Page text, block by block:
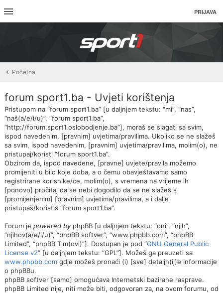
PRIJAVA
Početna
forum sport1.ba - Uvjeti korištenja
Pristupom na “forum sport1.ba” [u daljnjem tekstu: “mi”, “nas”,
“naš(a/e/i/u)”, “forum sport1.ba”,
“http://forum.sport1.oslobodjenje.ba”], moraš se slagati sa svim,
ispod navedenim, [pravnim] uvjetima/pravilima. Ukoliko se ne slažeš
sa svim, ispod navedenim, [pravnim] uvjetima/pravilima, molim(o), ne
pristupaj/koristi “forum sport1.ba”.
Obzirom da, ispod navedene, [pravne] uvjete/pravila možemo
promijeniti u bilo koje doba, a o čemu obavještavamo samo
registrirane korisnike/ce, molim(o), s vremena na vrijeme ih
[ponovo] pročitaj da se nebi dogodilo da se ne slažeš s
[promijenjenim] [pravnim] uvjetima/pravilima, a i dalje
pristupaš/koristiš “forum sport1.ba”.
Forum je powered by phpBB [u daljnjem tekstu: “oni”, “njih”,
“njihov(a/e/i/u)”, “phpBB softver”, “www.phpbb.com”, “phpBB
Limited”, “phpBB Tim(ovi)”]. Dostupan je pod “GNU General Public
License v2” [u daljnjem tekstu: “GPL”]. Možeš ga preuzeti sa
www.phpbb.com gdje možeš pronaći (i) [sve] detaljn(ij)e informacije
o phpBBu.
phpBB softver [samo] omogućava Internetski bazirane rasprave.
phpBB Limited nije, niti može biti, odgovoran za, na ovom forumu, od